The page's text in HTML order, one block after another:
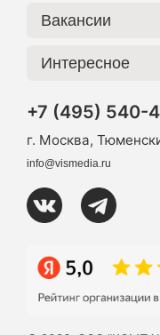
Вакансии
Интересное
+7 (495) 540-
г. Москва,
info@vismedia.ru